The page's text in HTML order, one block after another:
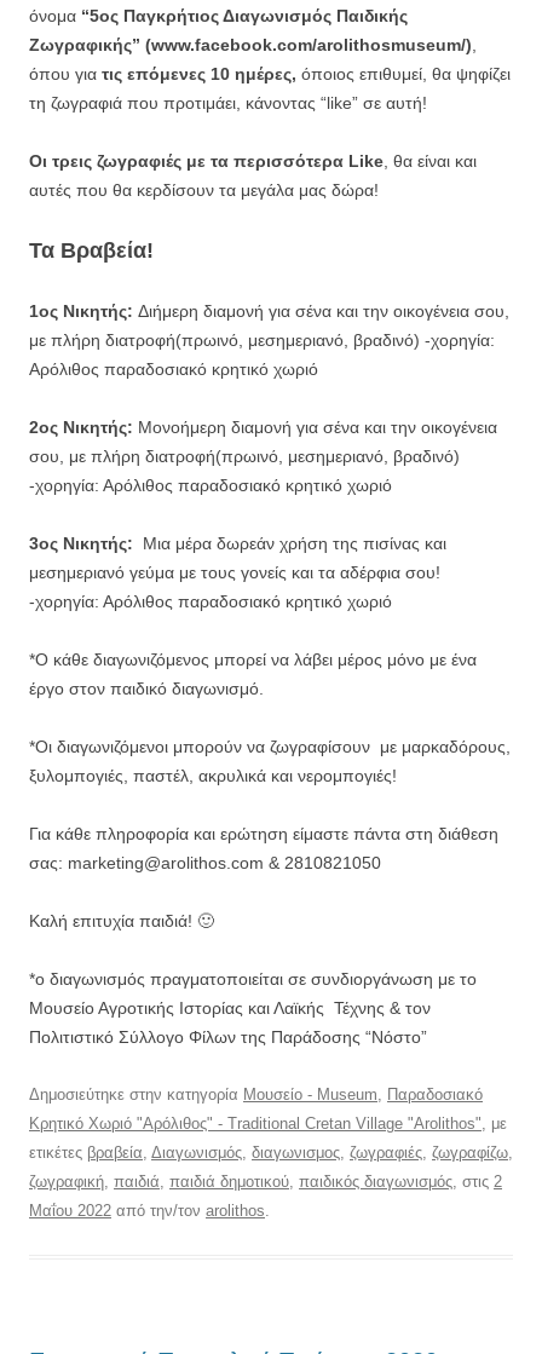
όνομα “5ος Παγκρήτιος Διαγωνισμός Παιδικής
Ζωγραφικής” (www.facebook.com/arolithosmuseum/)
όπου για τις επόμενες 10 ημέρες, όποιος επιθυμεί, θα ψηφίζει
τη ζωγραφιά που προτιμάει, κάνοντας “like” σε αυτή!
Οι τρεις ζωγραφιές με τα περισσότερα Like , θα είναι και
αυτές που θα κερδίσουν τα μεγάλα μας δώρα!
Τα Βραβεία!
1ος Νικητής: Διήμερη διαμονή για σένα και την οικογένεια σου,
με πλήρη διατροφή(πρωινό, μεσημεριανό, βραδινό) -χορηγία:
Αρόλιθος παραδοσιακό κρητικό χωριό
2ος Νικητής: Μονοήμερη διαμονή για σένα και την οικογένεια
σου, με πλήρη διατροφή(πρωινό, μεσημεριανό, βραδινό)
-χορηγία: Αρόλιθος παραδοσιακό κρητικό χωριό
3ος Νικητής: Μια μέρα δωρεάν χρήση της πισίνας και
μεσημεριανό γεύμα με τους γονείς και τα αδέρφια σου!
-χορηγία: Αρόλιθος παραδοσιακό κρητικό χωριό
*Ο κάθε διαγωνιζόμενος μπορεί να λάβει μέρος μόνο με ένα
έργο στον παιδικό διαγωνισμό.
*Οι διαγωνιζόμενοι μπορούν να ζωγραφίσουν με μαρκαδόρους,
ξυλομπογιές, παστέλ, ακρυλικά και νερομπογιές!
Για κάθε πληροφορία και ερώτηση είμαστε πάντα στη διάθεση
σας: marketing@arolithos.com & 2810821050
Καλή επιτυχία παιδιά! 🙂
*ο διαγωνισμός πραγματοποιείται σε συνδιοργάνωση με το
Μουσείο Αγροτικής Ιστορίας και Λαϊκής Τέχνης & τον
Πολιτιστικό Σύλλογο Φίλων της Παράδοσης “Νόστο”
Δημοσιεύτηκε στην κατηγορία Μουσείο - Museum, Παραδοσιακό
Κρητικό Χωριό "Αρόλιθος" - Traditional Cretan Village "Arolithos", με
ετικέτες βραβεία, Διαγωνισμός, διαγωνισμος, ζωγραφιές, ζωγραφίζω,
ζωγραφική, παιδιά, παιδιά δημοτικού, παιδικός διαγωνισμός, στις 2
Μαΐου 2022 από την/τον arolithos.